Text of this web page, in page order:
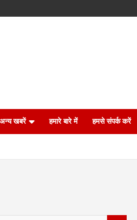
अन्य खबरें हमारे बारे में हमसे संपर्क करें